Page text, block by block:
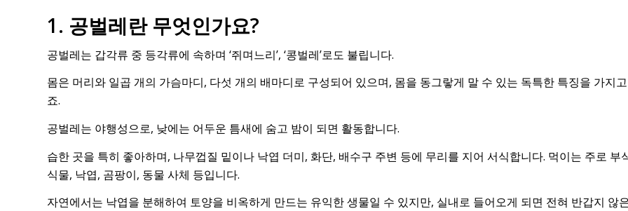
1. 공벌레란 무엇인가요?
공벌레는 갑각류 중 등각류에 속하며 ‘쥐며느리’, ‘콩벌레’로도 불립니다.
몸은 머리와 일곱 개의 가슴마디, 다섯 개의 배마디로 구성되어 있으며, 몸을 동그랗게 말 수 있는 독특한 특징을 가지
죠.
공벌레는 야행성으로, 낮에는 어두운 틈새에 숨고 밤이 되면 활동합니다.
습한 곳을 특히 좋아하며, 나무껍질 밑이나 낙엽 더미, 화단, 배수구 주변 등에 무리를 지어 서식합니다. 먹이는 주로 부
식물, 낙엽, 곰팡이, 동물 사체 등입니다.
자연에서는 낙엽을 분해하여 토양을 비옥하게 만드는 유익한 생물일 수 있지만, 실내로 들어오게 되면 전혀 반갑지 않